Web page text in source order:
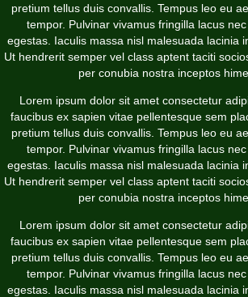
pretium tellus duis convallis. Tempus leo eu
tempor. Pulvinar vivamus fringilla lacus
egestas. Iaculis massa nisl malesuada lacinia
Ut hendrerit semper vel class aptent taciti
per conubia nostra inceptos
Lorem ipsum dolor sit amet consectetur
faucibus ex sapien vitae pellentesque sem
pretium tellus duis convallis. Tempus leo eu
tempor. Pulvinar vivamus fringilla lacus
egestas. Iaculis massa nisl malesuada lacinia
Ut hendrerit semper vel class aptent taciti
per conubia nostra inceptos
Lorem ipsum dolor sit amet consectetur
faucibus ex sapien vitae pellentesque sem
pretium tellus duis convallis. Tempus leo eu
tempor. Pulvinar vivamus fringilla lacus
egestas. Iaculis massa nisl malesuada lacinia